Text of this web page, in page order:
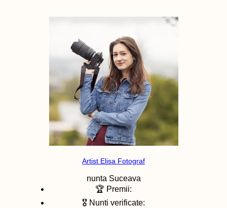
Artist Elisa Fotograf
nunta Suceava
🏆 Premii:
🎖️ Nunti verificate: